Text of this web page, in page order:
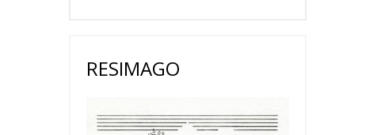
RESIMAGO